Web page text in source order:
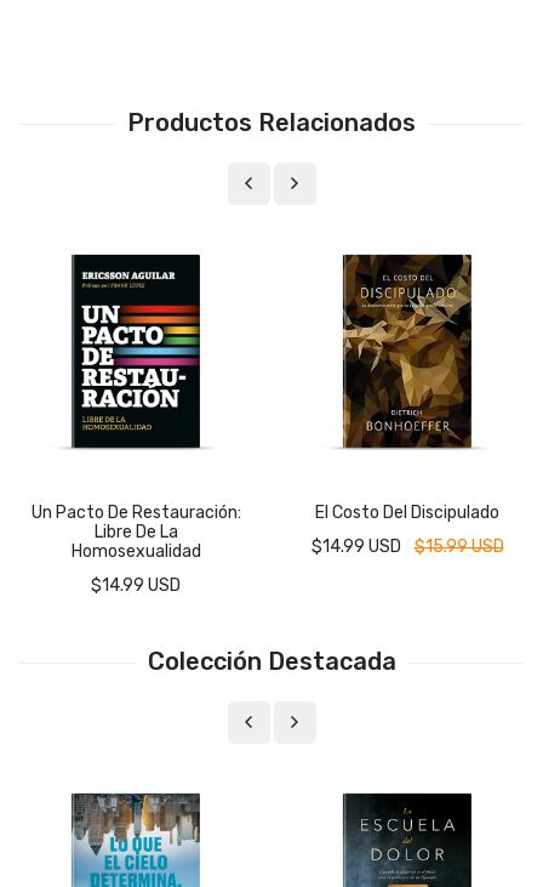
Productos Relacionados
Un Pacto De Restauración:
Libre De La
Homosexualidad
$14.99 USD
El Costo Del Discipulado
$14.99 USD
$15.99 USD
Colección Destacada